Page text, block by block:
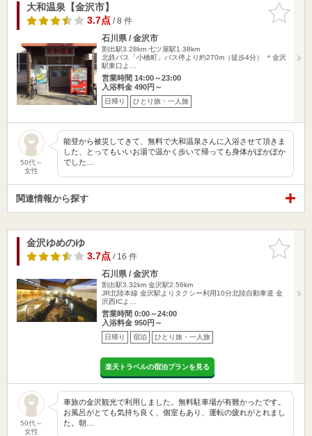
お気に入
りに追加
大和温泉【金沢市】
3.7点/ 8 件
石川県 / 金沢市
割出駅3.28km 七ツ屋駅1.38km
北鉄バス「小橋町」バス停より約270m（徒歩4分） ＊金沢
駅東口よ…
営業時間 14:00～23:00
入浴料金 490円～
日帰り ひとり旅・一人旅
50代～
女性
能登から被災してきて、無料で大和温泉さんに入浴させて頂きま
した、とってもいいお湯で温かく歩いて帰っても身体がぽかぽか
でした…
関連情報から探す
お気に入
りに追加
金沢ゆめのゆ
3.7点/ 16 件
石川県 / 金沢市
割出駅3.32km 金沢駅2.56km
JR北陸本線 金沢駅よりタクシー利用10分北陸自動車道 金
沢西ICよ…
営業時間 0:00～24:00
入浴料金 950円～
日帰り 宿泊 ひとり旅・一人旅
楽天トラベルの宿泊プランを見る
50代～
女性
車旅の金沢観光で利用しました。無料駐車場が有難かったです。
お風呂がとても気持ち良く、個室もあり、運転の疲れがとれまし
た。朝…